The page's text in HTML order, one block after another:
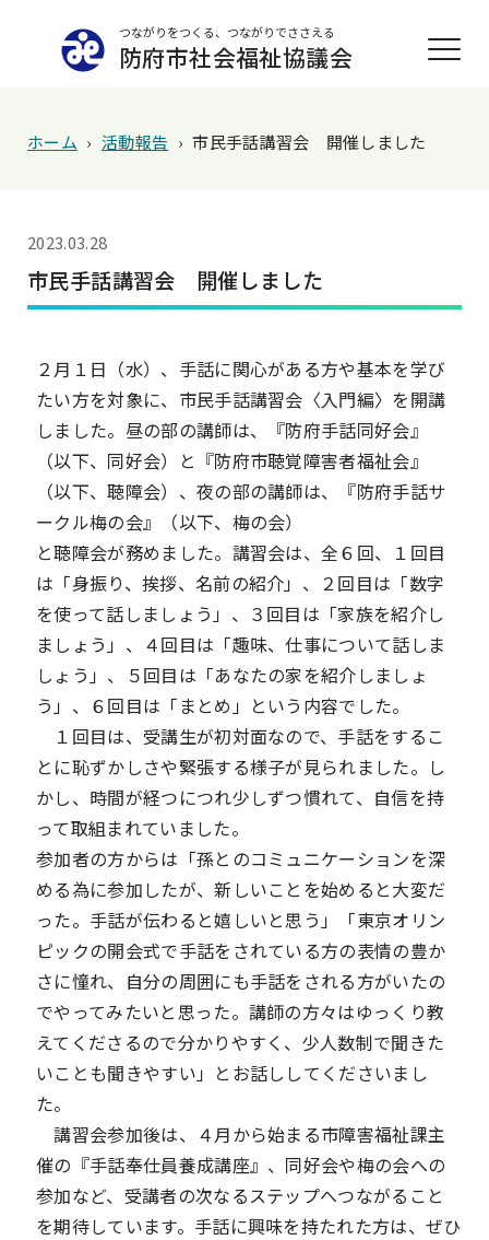
つながりをつくる、つながりでささえる
防府市社会福祉協議会
ホーム › 活動報告 ›市民手話講習会 開催しました
2023.03.28
市民手話講習会 開催しました
２月１日（水）、手話に関心がある方や基本を学び
たい方を対象に、市民手話講習会〈入門編〉を開講
しました。昼の部の講師は、『防府手話同好会』
（以下、同好会）と『防府市聴覚障害者福祉会』
（以下、聴障会）、夜の部の講師は、『防府手話サ
ークル梅の会』（以下、梅の会）
と聴障会が務めました。講習会は、全６回、１回目
は「身振り、挨拶、名前の紹介」、２回目は「数字
を使って話しましょう」、３回目は「家族を紹介し
ましょう」、４回目は「趣味、仕事について話しま
しょう」、５回目は「あなたの家を紹介しましょ
う」、６回目は「まとめ」という内容でした。
１回目は、受講生が初対面なので、手話をするこ
とに恥ずかしさや緊張する様子が見られました。し
かし、時間が経つにつれ少しずつ慣れて、自信を持
って取組まれていました。
参加者の方からは「孫とのコミュニケーションを深
める為に参加したが、新しいことを始めると大変だ
った。手話が伝わると嬉しいと思う」「東京オリン
ピックの開会式で手話をされている方の表情の豊か
さに憧れ、自分の周囲にも手話をされる方がいたの
でやってみたいと思った。講師の方々はゆっくり教
えてくださるので分かりやすく、少人数制で聞きた
いことも聞きやすい」とお話ししてくださいまし
た。
講習会参加後は、４月から始まる市障害福祉課主
催の『手話奉仕員養成講座』、同好会や梅の会への
参加など、受講者の次なるステップへつながること
を期待しています。手話に興味を持たれた方は、ぜひ